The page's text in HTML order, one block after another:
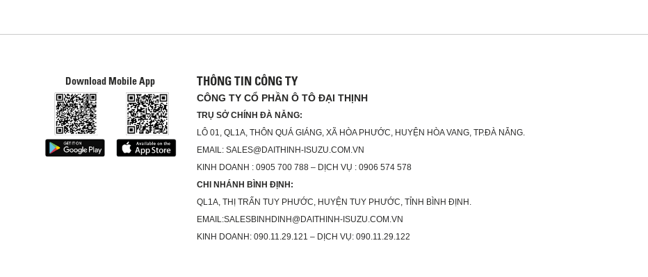
Download Mobile App THÔNG TIN CÔNG TY
CÔNG TY CỔ PHẦN Ô TÔ ĐẠI THỊNH
TRỤ SỞ CHÍNH ĐÀ NẴNG:
LÔ 01, QL1A, THÔN QUÁ GIÁNG, XÃ HÒA PHƯỚC, HUYỆN HÒA VANG, TP.ĐÀ NẴNG.
EMAIL: SALES@DAITHINH-ISUZU.COM.VN
KINH DOANH : 0905 700 788 – DỊCH VỤ : 0906 574 578
CHI NHÁNH BÌNH ĐỊNH:
QL1A, THỊ TRẤN TUY PHƯỚC, HUYỆN TUY PHƯỚC, TỈNH BÌNH ĐỊNH.
EMAIL:SALESBINHDINH@DAITHINH-ISUZU.COM.VN
KINH DOANH: 090.11.29.121 – DỊCH VỤ: 090.11.29.122